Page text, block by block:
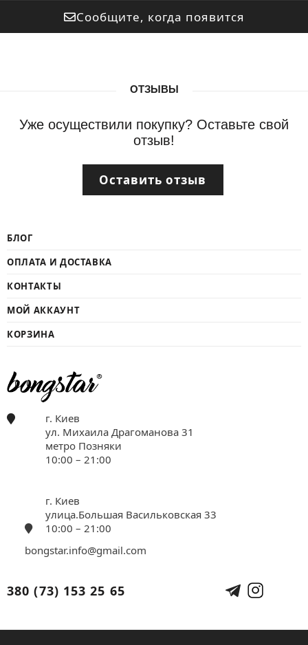
Сообщите, когда появится
ОТЗЫВЫ
Уже осуществили покупку? Оставьте свой
отзыв!
Оставить отзыв
БЛОГ
ОПЛАТА И ДОСТАВКА
КОНТАКТЫ
МОЙ АККАУНТ
КОРЗИНА
г. Киев
ул. Михаила Драгоманова 31
метро Позняки
10:00 – 21:00
г. Киев
улица.Большая Васильковская 33
10:00 – 21:00
bongstar.info@gmail.com
380 (73) 153 25 65